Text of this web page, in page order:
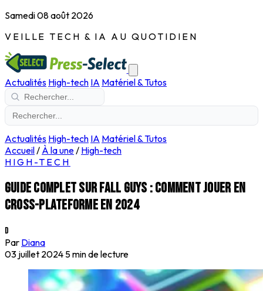
Samedi 08 août 2026
VEILLE TECH & IA AU QUOTIDIEN
Actualités High-tech IA Matériel & Tutos
Actualités High-tech IA Matériel & Tutos
Accueil/ À la une/ High-tech
HIGH-TECH
Guide complet sur Fall Guys : Comment jouer en
cross-plateforme en 2024
D
Par Diana
03 juillet 2024 5 min de lecture